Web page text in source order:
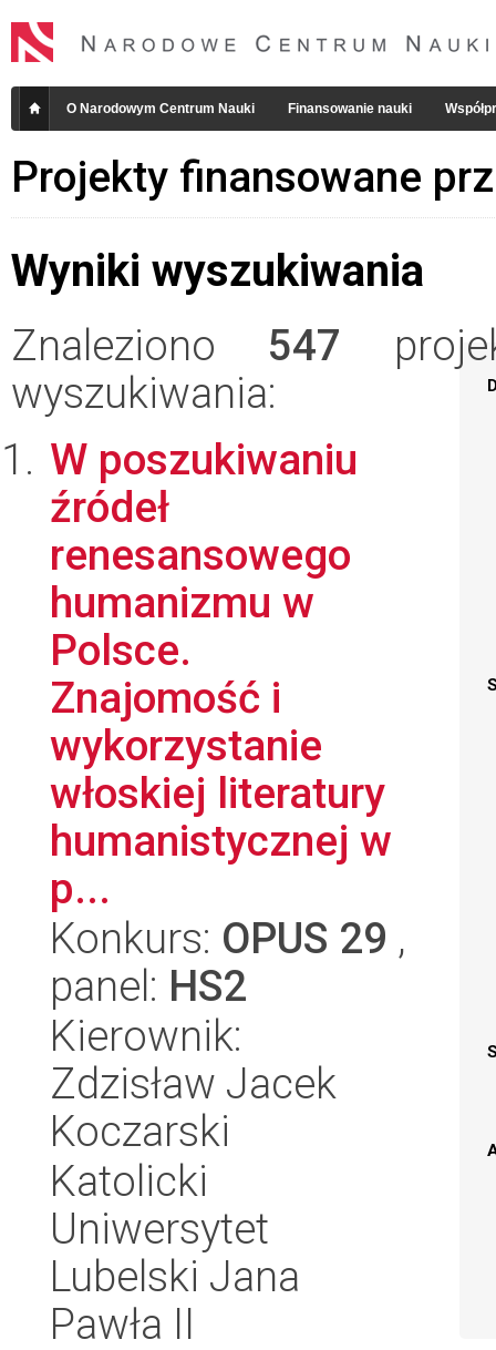
O Narodowym Centrum Nauki Finansowanie nauki
Projekty finansowane
Wyniki wyszukiwania
Znaleziono 547
wyszukiwania:
W poszukiwaniu
źródeł
renesansowego
humanizmu w
Polsce.
Znajomość i
wykorzystanie
włoskiej literatury
humanistycznej w
p...
Konkurs: OPUS 29 ,
panel: HS2
Kierownik:
Zdzisław Jacek
Koczarski
Katolicki
Uniwersytet
Lubelski Jana
Pawła II